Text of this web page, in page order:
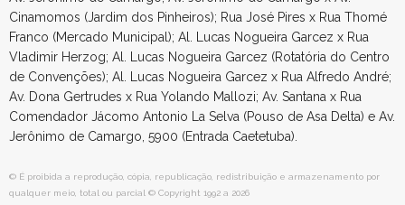
Cinamomos (Jardim dos Pinheiros); Rua José Pires x Rua Thomé
Franco (Mercado Municipal); Al. Lucas Nogueira Garcez x Rua
Vladimir Herzog; Al. Lucas Nogueira Garcez (Rotatória do Centro
de Convenções); Al. Lucas Nogueira Garcez x Rua Alfredo André;
Av. Dona Gertrudes x Rua Yolando Mallozi; Av. Santana x Rua
Comendador Jácomo Antonio La Selva (Pouso de Asa Delta) e Av.
Jerônimo de Camargo, 5900 (Entrada Caetetuba).
© É proibida a reprodução, cópia, republicação, redistribuição e armazenamento por
qualquer meio, total ou parcial © Copyright 1992 a 2026